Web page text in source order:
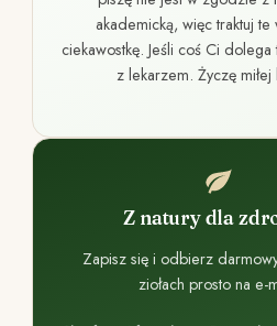
akademicką, więc traktuj te
ciekawostkę. Jeśli coś Ci dolega
z lekarzem. Życzę miłej
Z natury dla
Zapisz się i odbierz
ziołach prosto na e-